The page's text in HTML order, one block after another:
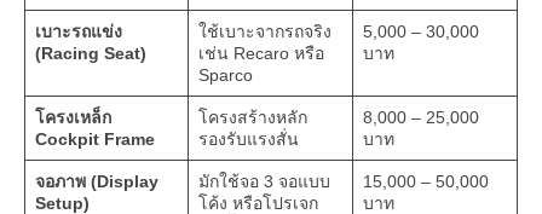
เบาะรถแข่ง
(Racing Seat)
ใช้เบาะจากรถจริง
เช่น Recaro หรือ
Sparco
5,000 – 30,000
บาท
โครงเหล็ก
Cockpit Frame
โครงสร้างหลัก
รองรับแรงสั่น
8,000 – 25,000
บาท
จอภาพ (Display
Setup)
มักใช้จอ 3 จอแบบ
โค้ง หรือโปรเจก
15,000 – 50,000
บาท